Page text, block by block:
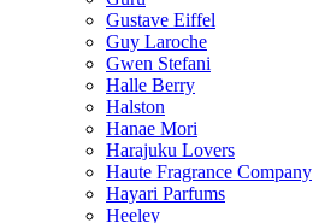
Gustave Eiffel
Guy Laroche
Gwen Stefani
Halle Berry
Halston
Hanae Mori
Harajuku Lovers
Haute Fragrance Company
Hayari Parfums
Heeley